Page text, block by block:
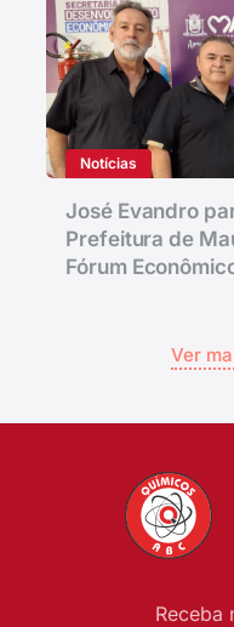
Notícias
José Evandro
Prefeitura de
Fórum
Ver
Receba